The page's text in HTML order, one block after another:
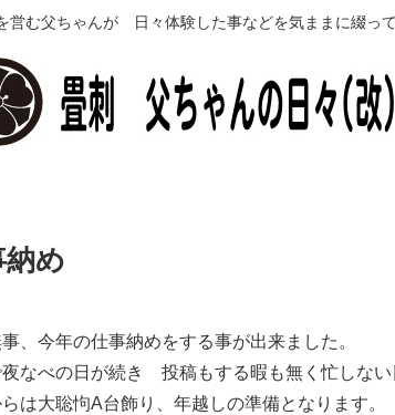
営む父ちゃんが 日々体験した事などを気ままに綴っ
め
、今年の仕事納めをする事が出来ました。
なべの日が続き 投稿もする暇も無く忙しない
は大聡怐A台飾り、年越しの準備となります。